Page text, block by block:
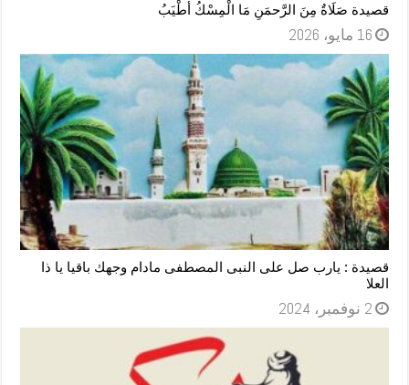
قصيدة صَلَاةٌ مِنَ الرَّحمَنِ مَا الْمِسْكُ أَطْيَبُ
16 مايو، 2026
قصيدة : يارب صل على النبى المصطفى مادام وجهك باقيا يا ذا
العلا
2 نوفمبر، 2024